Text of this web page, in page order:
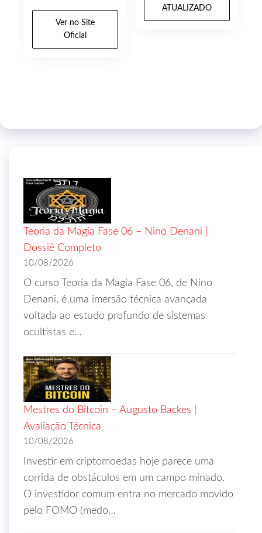
Ver no Site
Oficial
ATUALIZADO
Teoria da Magia Fase 06 – Nino Denani |
Dossiê Completo
10/08/2026
O curso Teoria da Magia Fase 06, de Nino
Denani, é uma imersão técnica avançada
voltada ao estudo profundo de sistemas
ocultistas e…
Mestres do Bitcoin – Augusto Backes |
Avaliação Técnica
10/08/2026
Investir em criptomoedas hoje parece uma
corrida de obstáculos em um campo minado.
O investidor comum entra no mercado movido
pelo FOMO (medo…